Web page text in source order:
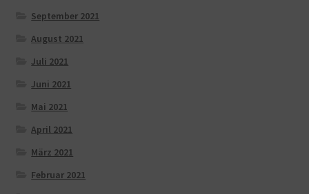
September 2021
August 2021
Juli 2021
Juni 2021
Mai 2021
April 2021
März 2021
Februar 2021